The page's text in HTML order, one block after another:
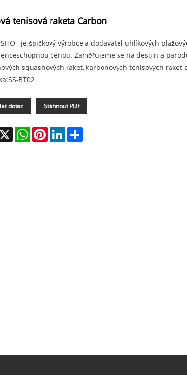
tenisová raketa Carbon
SHOT je špičkový výrobce a dodavatel uhlíkových
cenou. Zaměřujeme se na design a
squashových raket, karbonových tenisových raket
BT02
dotaz Stáhnout PDF
X WhatsAppPinterestLinkedInShare